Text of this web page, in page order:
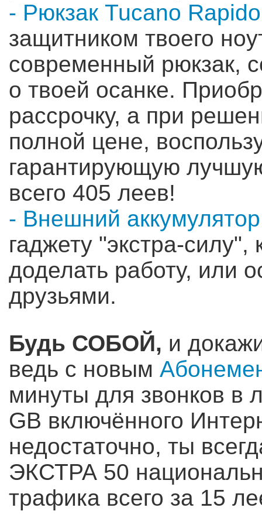
- Рюкзак Tucano Rapido
защитником твоего
современный рюкзак,
о твоей осанке.
рассрочку, а при
полной цене,
гарантирующую
всего 405 леев!
- Внешний
гаджету "экстра-
доделать работу, или
друзьями.
Будь СОБОЙ, и
ведь с новым
минуты для звонков в
GB включённого
недостаточно, ты
ЭКСТРА 50
трафика всего за 15